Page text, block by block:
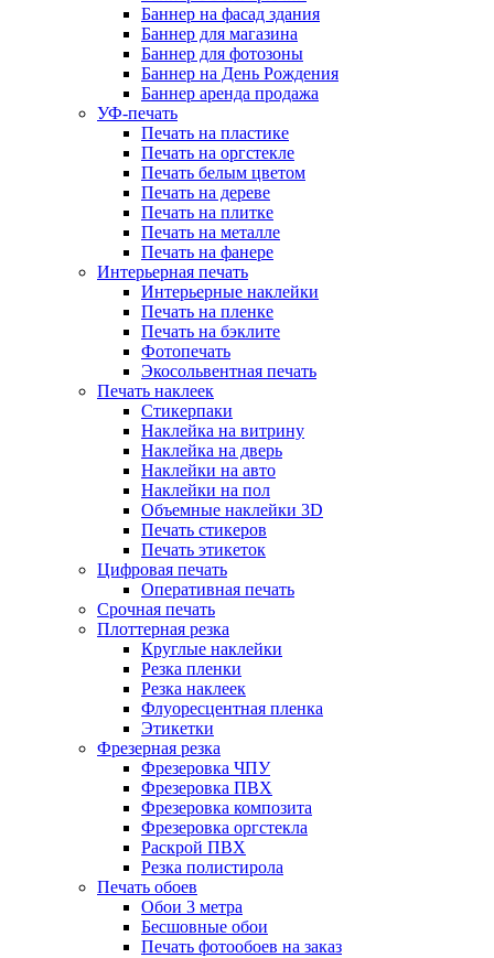
Баннер на фасад здания
Баннер для магазина
Баннер для фотозоны
Баннер на День Рождения
Баннер аренда продажа
УФ-печать
Печать на пластике
Печать на оргстекле
Печать белым цветом
Печать на дереве
Печать на плитке
Печать на металле
Печать на фанере
Интерьерная печать
Интерьерные наклейки
Печать на пленке
Печать на бэклите
Фотопечать
Экосольвентная печать
Печать наклеек
Стикерпаки
Наклейка на витрину
Наклейка на дверь
Наклейки на авто
Наклейки на пол
Объемные наклейки 3D
Печать стикеров
Печать этикеток
Цифровая печать
Оперативная печать
Срочная печать
Плоттерная резка
Круглые наклейки
Резка пленки
Резка наклеек
Флуоресцентная пленка
Этикетки
Фрезерная резка
Фрезеровка ЧПУ
Фрезеровка ПВХ
Фрезеровка композита
Фрезеровка оргстекла
Раскрой ПВХ
Резка полистирола
Печать обоев
Обои 3 метра
Бесшовные обои
Печать фотообоев на заказ